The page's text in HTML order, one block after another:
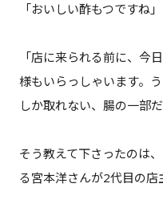
「おいしい酢もつですね」
「店に来られる前に、今
様もいらっしゃいます。
しか取れない、腸の一部
そう教えて下さったのは
る宮本洋さんが2代目の店